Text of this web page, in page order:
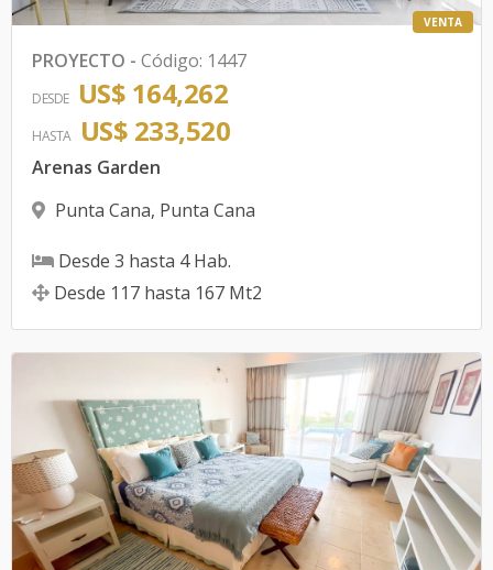
VENTA
PROYECTO - Código: 1447
DESDE US$ 164,262
HASTA US$ 233,520
Arenas Garden
Punta Cana, Punta Cana
Desde 3 hasta 4Hab.
Desde 117 hasta 167 Mt2